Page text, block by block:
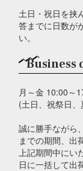
土日・祝日を挟
答までに日数が
い。
Business
月～金 10:00～
(土日、祝祭日
誠に勝手ながら
までの期間、出
上記期間中に
日に一括して出